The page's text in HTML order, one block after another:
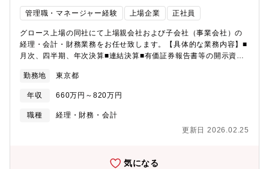
デザインするダイナミックな役割です。◆ 仕組みとチームを創る
を“つくる側”の経験が得られます。 盤石な財務体制を自らの手で
築き上げる面白さがあります。◆ 変革期の中心で挑むやりがい
ネクステージグループは現在、18事業から100事業体制へ向かう
拡張フェーズ。 「未整備な部分がある」＝「自ら創る余地があ
ホールディングスについて￣￣￣￣￣￣￣￣￣￣￣￣￣￣￣￣￣
ープは、過去の学歴・経歴に関係なく、【あきらめずに挑戦し続
けることで、「チャンスなら、まだある」と思える社会をつく
を進めており、自社からのインキュベーション（新規事業の立ち
管理職・マネージャー経験 上場企業 正社員
グロース上場の同社にて上場親会社および子会社（事業会社）の
経理・会計・財務業務をお任せ致します。【具体的な業務内容】■
月次、四半期、年次決算■連結決算■有価証券報告書等の開示資料
ム勘定奉行、TOKIUM（経費精算）、invox（請求書処理）【同ポ
ジションの魅力】■現部長の直下で経理課長のポジションとして更
なるキャリアアップを図ることが見込めます。■各コーポレート部
長とともに業務効率化を重視しご自身が行う業務を細かく明確化
すい環境が整備されています。■役職定年がなく、収入の安定やや
ンを大切にしているため出社を軸としつつ時差出勤や半日休暇、
勤務地 東京都
年収 660万円～820万円
職種
経理・財務・会計
更新日 2026.02.25
気になる